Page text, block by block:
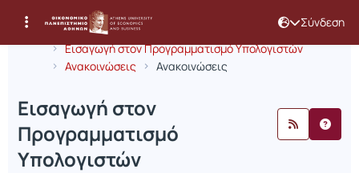
Σύνδεση
Αρχική Σελίδα
Εισαγωγή στον Προγραμματισμό Υπολογιστών
Ανακοινώσεις
Ανακοινώσεις
Μάθημα : Εισαγωγή στον
Κωδικός : INF259
Εισαγωγή στον
Προγραμματισμό
Υπολογιστών